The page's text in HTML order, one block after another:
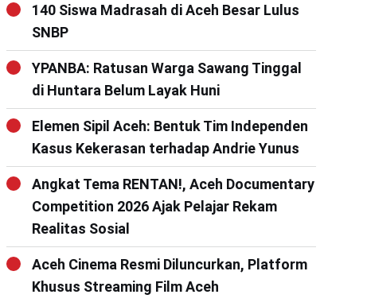
140 Siswa Madrasah di Aceh Besar Lulus
SNBP
YPANBA: Ratusan Warga Sawang Tinggal
di Huntara Belum Layak Huni
Elemen Sipil Aceh: Bentuk Tim Independen
Kasus Kekerasan terhadap Andrie Yunus
Angkat Tema RENTAN!, Aceh Documentary
Competition 2026 Ajak Pelajar Rekam
Realitas Sosial
Aceh Cinema Resmi Diluncurkan, Platform
Khusus Streaming Film Aceh